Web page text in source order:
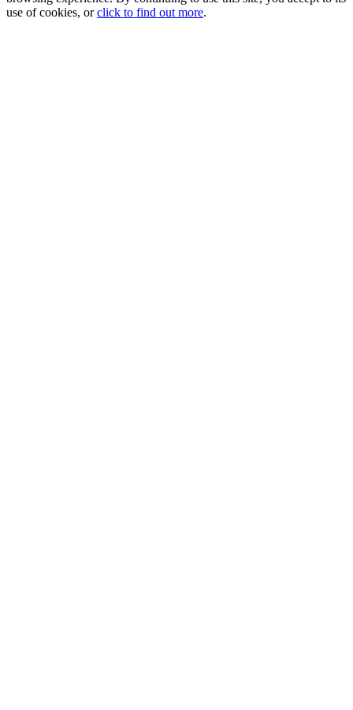
use of cookies, orclick to find out more.